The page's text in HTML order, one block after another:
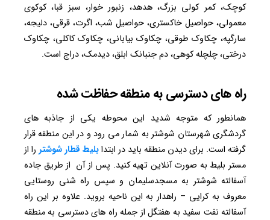
کوچک، کمر کولی بزرگ، هدهد، زنبور خوار، سبز قبا، کوکوی
معمولی، حواصیل خاکستری، حواصیل شب، اگرت، قرقی، دلیجه،
سارگپه، چکاوک طوقی، چکاوک بیابانی، چکاوک کاکلی، چکاوک
درختی، چلچله کوهی، دم جنبانک ابلق، دیدمک، دراج است.
راه های دسترسی به منطقه حفاظت شده
همانطور که متوجه شدید این محوطه یکی از جاذبه های
گردشگری شهرستان شوشتر به شمار می رود و در این منطقه قرار
گرفته است. برای دیدن منطقه باید در ابتدابلیط قطار شوشتر را از
مستر بلیط به صورت آنلاین تهیه کنید. پس از آن از طریق جاده
آسفالته شوشتر به مسجدسلیمان و سپس راه شنی روستایی
معروف به کرایی – راهدار به این ناحیه بروید. علاوه بر این راه
آسفالته نفت سفید به هفتگل از جمله راه های دسترسی به منطقه